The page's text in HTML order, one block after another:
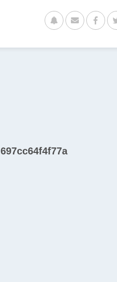
697cc64f4f77a